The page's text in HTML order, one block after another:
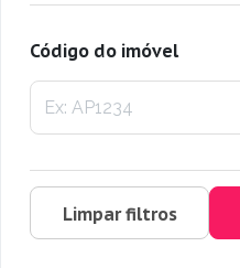
Código do imóvel
Limpar filtros